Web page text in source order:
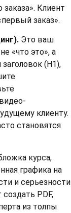
Клиент
заказ».
Это ваш
«что это», а
(H1),
клиенту.
становятся
курса,
графика на
и серьезности
PDF,
из толпы